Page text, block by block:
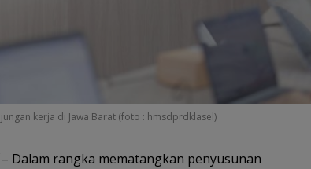
kerja di Jawa Barat (foto : hmsdprdklasel)
Dalam rangka mematangkan penyusunan